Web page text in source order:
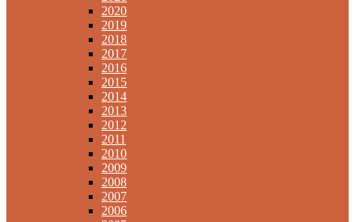
2020
2019
2018
2017
2016
2015
2014
2013
2012
2011
2010
2009
2008
2007
2006